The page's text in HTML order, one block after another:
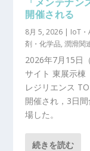
開催される
8月 5, 2026 | IoT・
剤・化学品,潤滑関
2026年7月15日
サイト 東展示棟
レジリエンス
開催され，3日
場した。
続きを読む